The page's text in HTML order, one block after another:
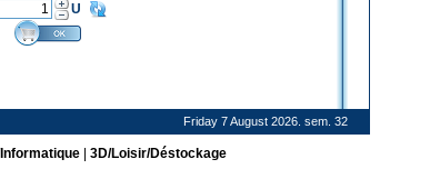
U
Friday 7 August 2026. sem. 32
| 3D/Loisir/Déstockage